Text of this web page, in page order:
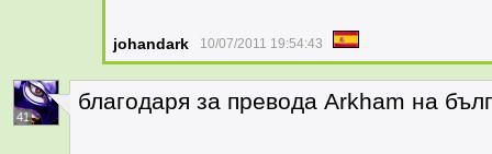
johandark 10/07/2011 19:54:43
41
благодаря за превода Arkham на